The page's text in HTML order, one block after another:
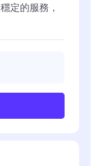
定的服務，